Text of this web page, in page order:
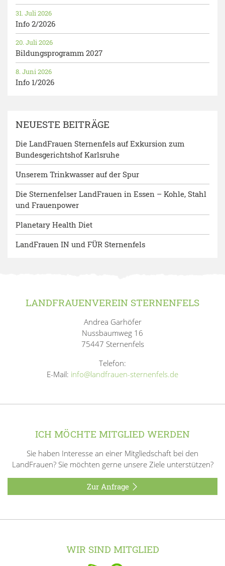
Info 2/2026
31. Juli 2026
Bildungsprogramm 2027
20. Juli 2026
Info 1/2026
8. Juni 2026
NEUESTE BEITRÄGE
Die LandFrauen Sternenfels auf Exkursion zum
Bundesgerichtshof Karlsruhe
Unserem Trinkwasser auf der Spur
Die Sternenfelser LandFrauen in Essen – Kohle, Stahl
und Frauenpower
Planetary Health Diet
LandFrauen IN und FÜR Sternenfels
LANDFRAUENVEREIN STERNENFELS
Andrea Garhöfer
Nussbaumweg 16
75447 Sternenfels
Telefon:
E-Mail: info@landfrauen-sternenfels.de
ICH MÖCHTE MITGLIED WERDEN
Sie haben Interesse an einer Mitgliedschaft bei den
LandFrauen? Sie möchten gerne unsere Ziele unterstützen?
Zur Anfrage
WIR SIND MITGLIED